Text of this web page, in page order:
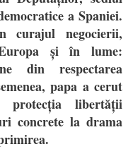
a Spaniei.
negocierii,
și în lume:
din respectarea
papa a cerut
libertății
concrete la drama